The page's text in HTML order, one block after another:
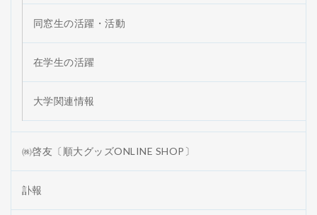
同窓生の活躍・活動
在学生の活躍
大学関連情報
㈱啓友〔順大グッズONLINE SHOP〕
訃報